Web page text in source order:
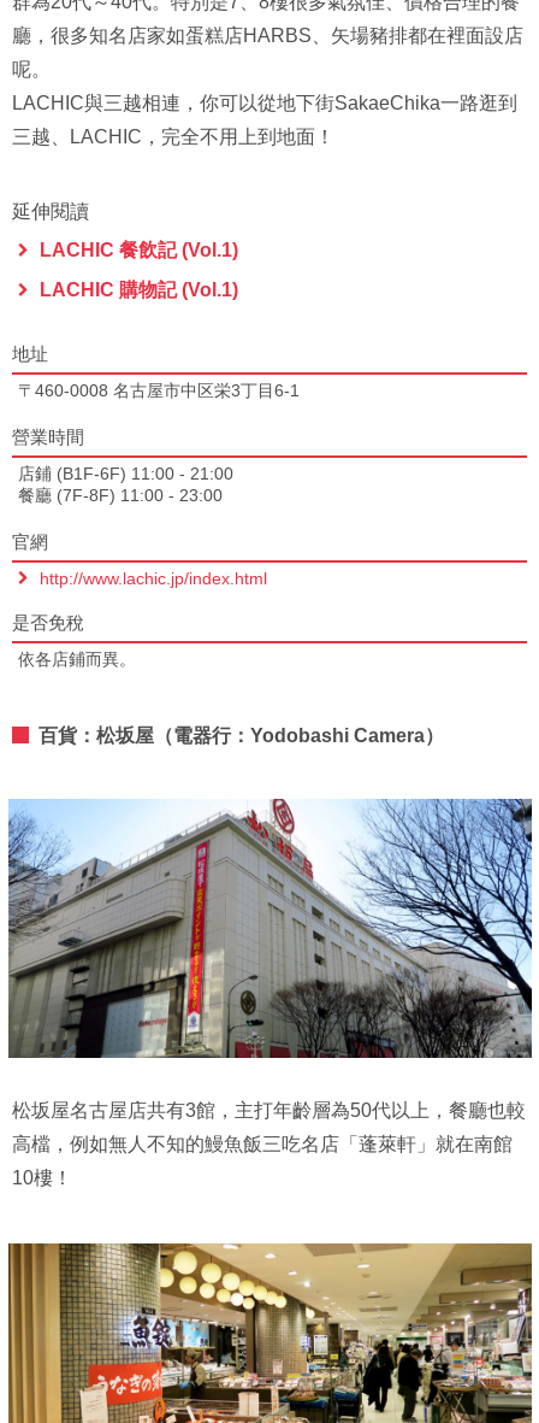
廳，很多知名店家如蛋糕店HARBS、矢場豬排都在裡面設店
呢。
LACHIC與三越相連，你可以從地下街SakaeChika一路逛到
三越、LACHIC，完全不用上到地面！
延伸閱讀
LACHIC 餐飲記 (Vol.1)
LACHIC 購物記 (Vol.1)
地址
〒460-0008 名古屋市中区栄3丁目6-1
營業時間
店鋪 (B1F-6F) 11:00 - 21:00
餐廳 (7F-8F) 11:00 - 23:00
官網
http://www.lachic.jp/index.html
是否免稅
依各店鋪而異。
百貨：松坂屋（電器行：Yodobashi Camera）
松坂屋名古屋店共有3館，主打年齡層為50代以上，餐廳也較
高檔，例如無人不知的鰻魚飯三吃名店「蓬萊軒」就在南館
10樓！